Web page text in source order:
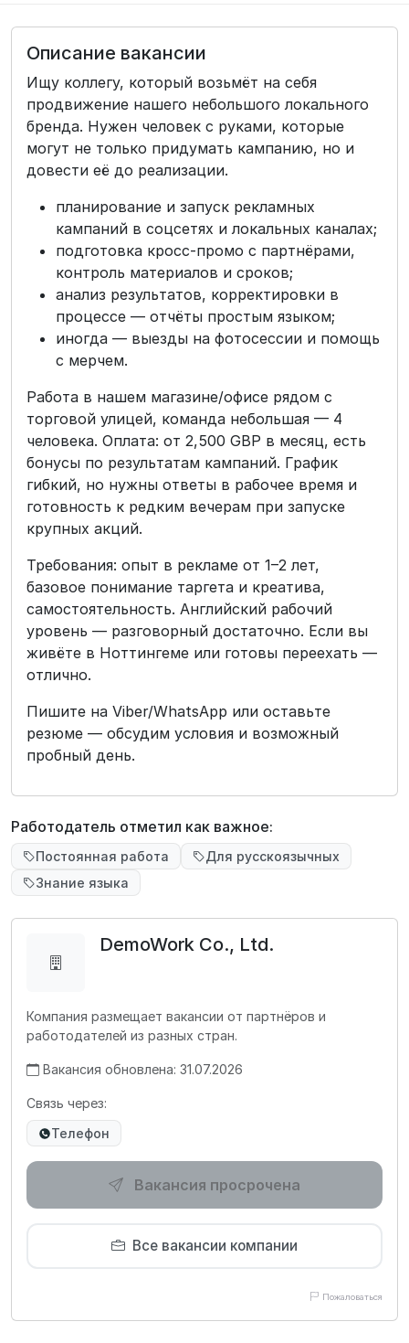
Описание вакансии
Ищу коллегу, который возьмёт на себя
продвижение нашего небольшого локального
бренда. Нужен человек с руками, которые
могут не только придумать кампанию, но и
довести её до реализации.
планирование и запуск рекламных
кампаний в соцсетях и локальных каналах;
подготовка кросс-промо с партнёрами,
контроль материалов и сроков;
анализ результатов, корректировки в
процессе — отчёты простым языком;
иногда — выезды на фотосессии и помощь
с мерчем.
Работа в нашем магазине/офисе рядом с
торговой улицей, команда небольшая — 4
человека. Оплата: от 2,500 GBP в месяц, есть
бонусы по результатам кампаний. График
гибкий, но нужны ответы в рабочее время и
готовность к редким вечерам при запуске
крупных акций.
Требования: опыт в рекламе от 1–2 лет,
базовое понимание таргета и креатива,
самостоятельность. Английский рабочий
уровень — разговорный достаточно. Если вы
живёте в Ноттингеме или готовы переехать —
отлично.
Пишите на Viber/WhatsApp или оставьте
резюме — обсудим условия и возможный
пробный день.
Работодатель отметил как важное:
Постоянная работа
Для русскоязычных
Знание языка
DemoWork Co., Ltd.
Компания размещает вакансии от партнёров и
работодателей из разных стран.
Вакансия обновлена: 31.07.2026
Связь через:
Телефон
Вакансия просрочена
Все вакансии компании
Пожаловаться